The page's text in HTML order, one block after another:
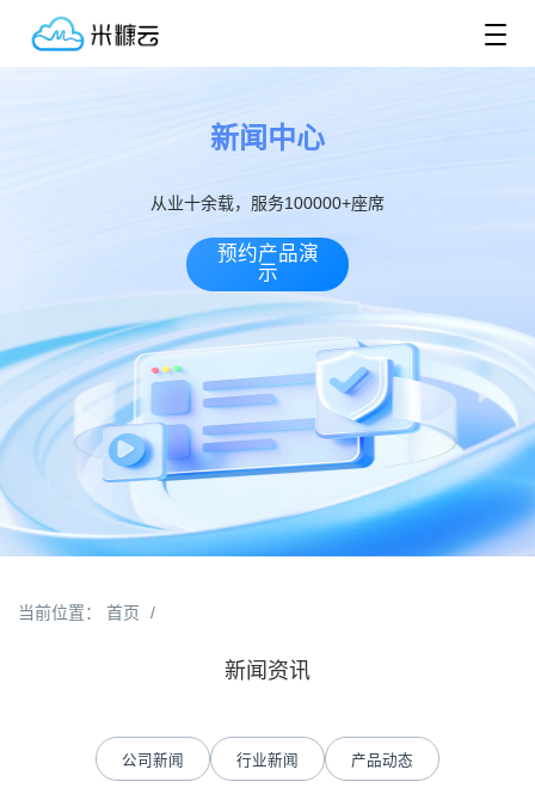
新闻中心
从业十余载，服务100000+座席
预约产品演
示
当前位置： 首页 /
新闻资讯
公司新闻 行业新闻 产品动态